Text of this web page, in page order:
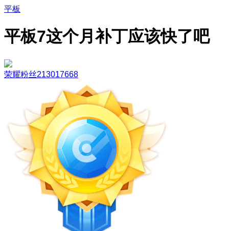
平板
平板7这个月补丁应该快了吧
荣耀粉丝213017668